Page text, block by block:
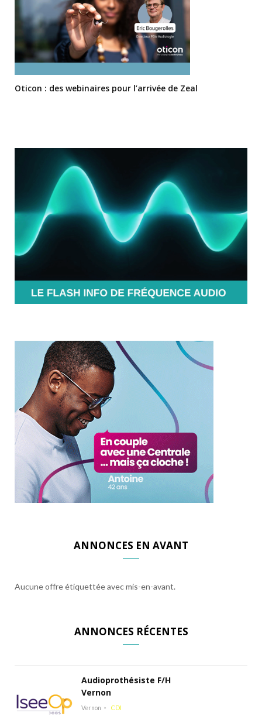
Oticon : des webinaires pour l’arrivée de Zeal
ANNONCES EN AVANT
Aucune offre étiquettée avec mis-en-avant.
ANNONCES RÉCENTES
Audioprothésiste F/H
Vernon
Vernon CDI